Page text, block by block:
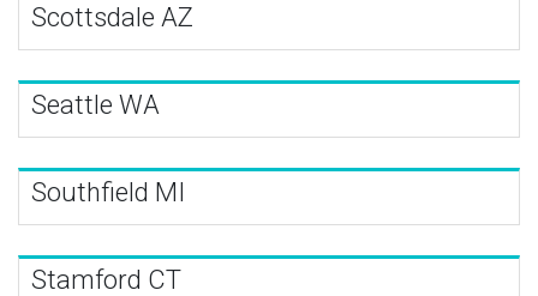
Scottsdale AZ
Seattle WA
Southfield MI
Stamford CT